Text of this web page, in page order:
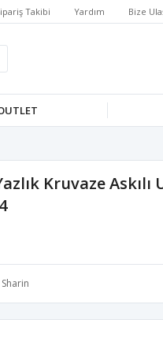
Takibi Yardım Bize
Kruvaze Askılı
Sharin